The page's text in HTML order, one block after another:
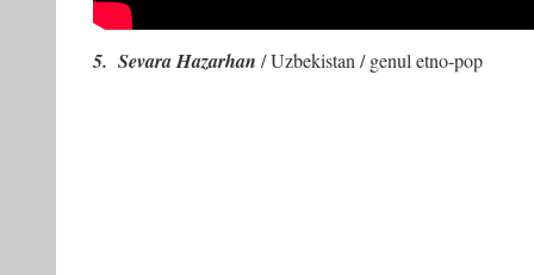
5. Sevara Hazarhan / Uzbekistan / genul etno-pop